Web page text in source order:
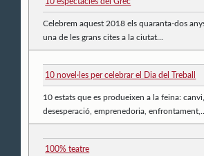
Celebrem aquest 2018 els quaranta-dos
una de les grans cites a la ciutat...
10 novel·les per celebrar el Dia del Treball
10 estats que es produeixen a la feina: canvi,
desesperació, emprenedoria, enfrontament,...
100% teatre